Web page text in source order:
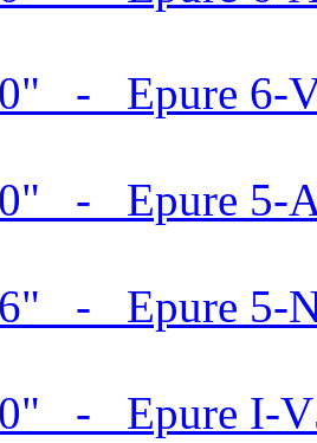
- Epure 6-
- Epure 5-
- Epure 5-
- Epure I-